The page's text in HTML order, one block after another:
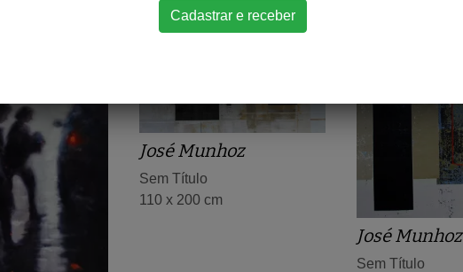
José Munhoz
Sem Título
110 x 200 cm
José Munhoz
Sem Título